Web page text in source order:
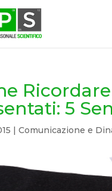
5
|Comunicazione e